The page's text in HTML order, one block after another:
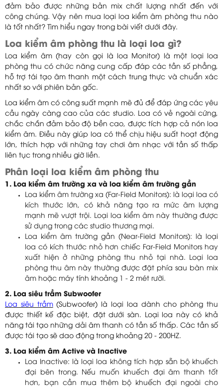
đảm bảo được những bản mix chất lượng nhất đến với
công chúng. Vậy nên mua loại loa kiểm âm phòng thu nào
là tốt nhất? Tìm hiểu ngay trong bài viết dưới đây.
Loa kiểm âm phòng thu là loại loa gì?
Loa kiểm âm (hay còn gọi là loa Monitor) là một loại loa
phòng thu có chức năng cung cấp đáp các tần số phẳng,
hỗ trợ tái tạo âm thanh một cách trung thực và chuẩn xác
nhất so với phiên bản gốc.
Loa kiểm âm có công suất mạnh mẽ đủ để đáp ứng các yêu
cầu ngày càng cao của các studio. Loa có vẻ ngoài cứng,
chắc chắn đảm bảo độ bền cao, được tích hợp cả nón loa
kiểm âm. Điều này giúp loa có thể chịu hiệu suất hoạt động
lớn, thích hợp với những tay chơi âm nhạc với tần số thấp
liên tục trong nhiều giờ liền.
Phân loại loa kiểm âm phòng thu
1. Loa kiểm âm trường xa và loa kiểm âm trường gần
Loa kiểm âm trường xa (Far-Field Monitors): là loại loa có
kích thước lớn, có khả năng tạo ra mức âm lượng
mạnh mẽ vượt trội. Loại loa kiểm âm này thường được
sử dụng trong các studio thương mại.
Loa kiểm âm trường gần (Near-Field Monitors): là loại
loa có kích thước nhỏ hơn chiếc Far-Field Monitors hay
xuất hiện ở những phòng thu nhỏ tại nhà. Loại loa
phòng thu âm này thường được đặt phía sau bàn mix
âm hoặc máy tính khoảng 1 - 2 mét rưỡi.
2. Loa siêu trầm Subwoofer
Loa siêu trầm(Subwoofer) là loại loa dành cho phòng thu
được thiết kế đặc biệt, đặt dưới sàn. Loại loa này có khả
năng tái tạo những dải âm thanh có tần số thấp. Các tần số
được tái tạo sẽ dao động trong khoảng 20 - 200HZ.
3. Loa kiểm âm Active và Inactive
Loa Inactive: là loại loa không tích hợp sẵn bộ khuếch
đại bên trong. Nếu muốn khuếch đại âm thanh tốt
hơn, bạn cần mua thêm bộ khuếch đại ngoài cho